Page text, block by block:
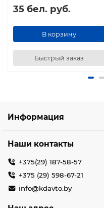
35 бел. руб.
В корзину
Быстрый заказ
Информация
Наши контакты
+375(29) 187-58-57
+375 (29) 598-67-21
info@kdavto.by